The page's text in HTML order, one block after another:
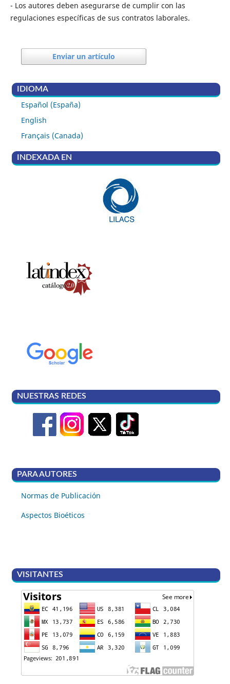
- Los autores deben asegurarse de cumplir con las
regulaciones específicas de sus contratos laborales.
Enviar un artículo
IDIOMA
Español (España)
English
Français (Canada)
INDEXADA EN
NUESTRAS REDES
PARA AUTORES
Normas de Publicación
Aspectos Bioéticos
VISITANTES